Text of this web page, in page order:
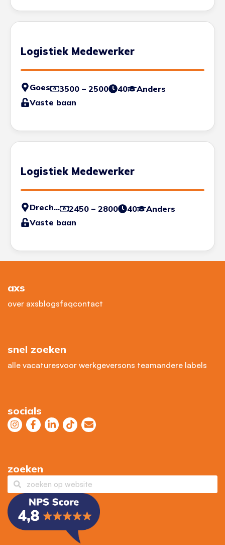
Logistiek Medewerker
Goes 3500 – 2500 40
Anders
Vaste baan
Logistiek Medewerker
Drechtsteden 2450 – 2800 40
Anders
Vaste baan
axs
over axsblogsfaqcontact
snel zoeken
alle vacaturesvoor werkgeversons teamandere labels
socials
zoeken